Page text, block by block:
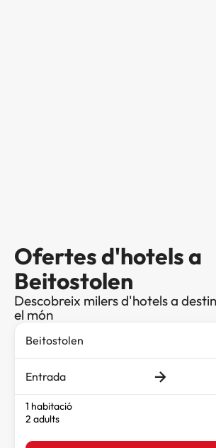
Ofertes d'hotels a
Beitostolen
Descobreix milers d'hotels a
el món
Entrada
1 habitació
2 adults